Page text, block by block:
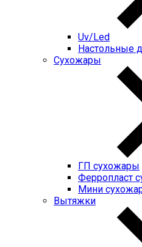
Uv/Led
Настольные
Сухожары
ГП cухожары
Ферропласт
Мини
Вытяжки